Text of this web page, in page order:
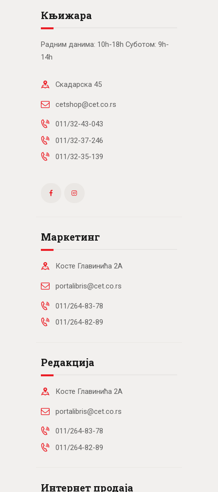
Књижара
Радним данима: 10h-18h Суботом: 9h-
14h
Скадарска 45
cetshop@cet.co.rs
011/32-43-043
011/32-37-246
011/32-35-139
Маркетинг
Косте Главинића 2А
portalibris@cet.co.rs
011/264-83-78
011/264-82-89
Редакција
Косте Главинића 2А
portalibris@cet.co.rs
011/264-83-78
011/264-82-89
Интернет продаја